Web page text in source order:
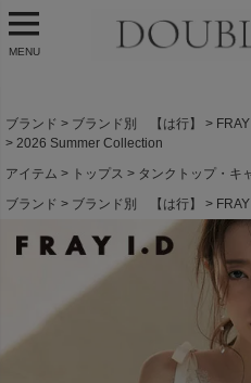
MENU
ブランド ブランド別 【は行】
2026 Summer Collection
アイテム
トップス
タンクトップ・キ
ブランド
ブランド別 【は行】